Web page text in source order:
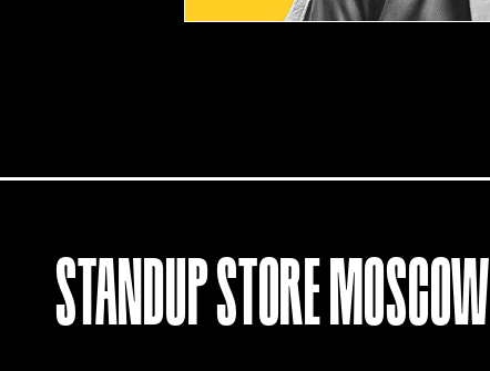
STANDUPSTOREMOSCOW